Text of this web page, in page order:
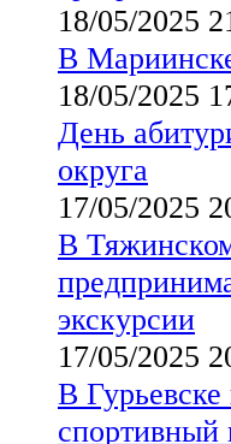
18/05/2025
В
18/05/2025
День
округа
17/05/2025
В
экскурсии
17/05/2025
В
спортивный